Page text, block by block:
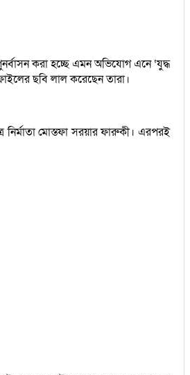
করা হচ্ছে এমন অভিযোগ এনে ‘যুদ্ধ
ছবি লাল করেছেন তারা।
মোস্তফা সরয়ার ফারুকী। এরপরই